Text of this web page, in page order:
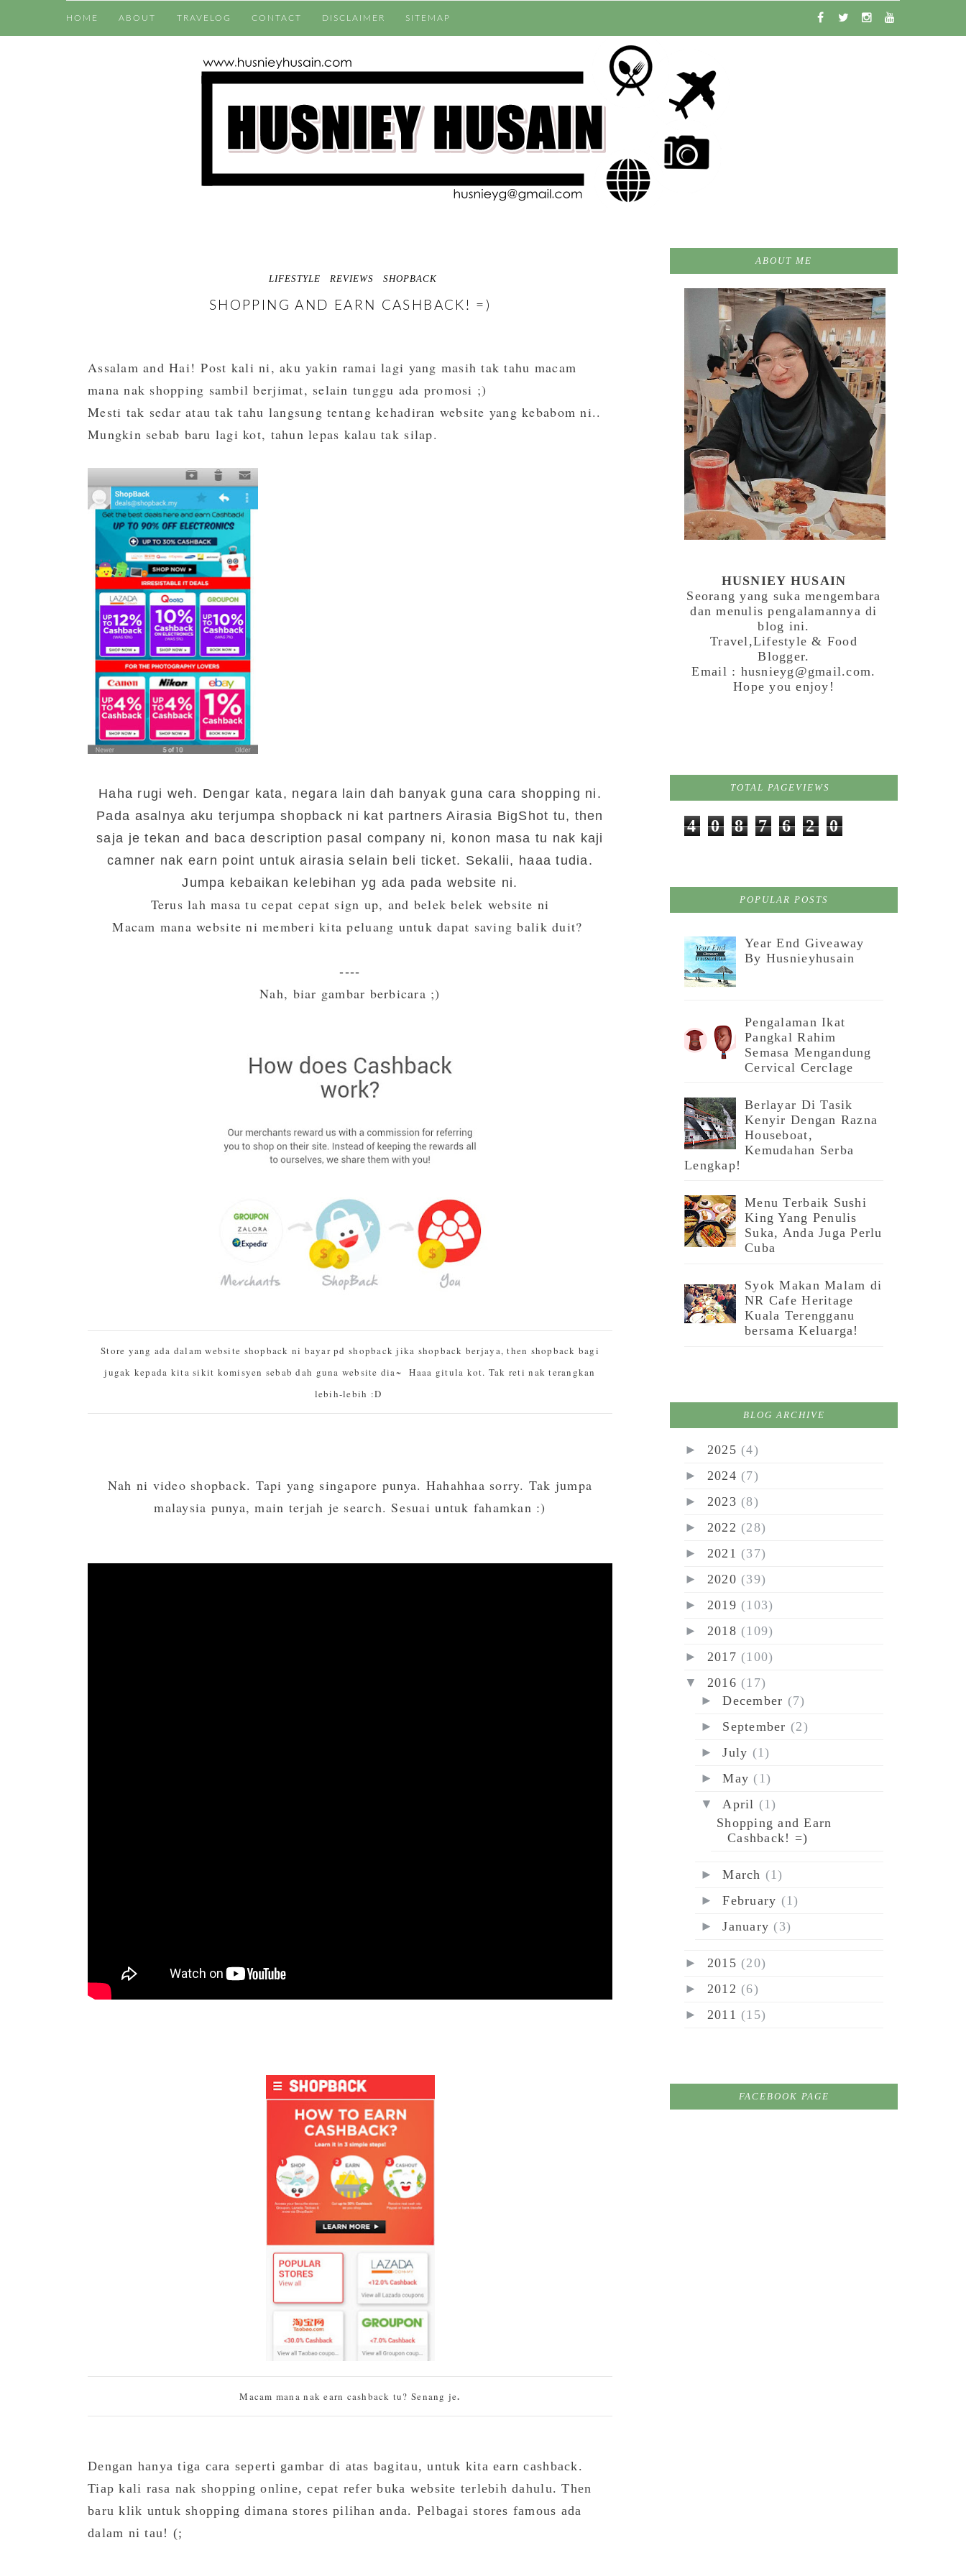
HOME ABOUT TRAVELOG CONTACT DISCLAIMER SITEMAP
LIFESTYLE REVIEWS SHOPBACK
SHOPPING AND EARN CASHBACK! =)
Assalam and Hai!Post kali ni, aku yakin ramai lagi yang masih tak tahu macam
mana nak shopping sambil berjimat, selain tunggu ada promosi ;)
Mesti tak sedar atau tak tahu langsung tentang kehadiran website yang kebabom ni..
Mungkin sebab baru lagi kot, tahun lepas kalau tak silap.
Haha rugi weh. Dengar kata, negara lain dah banyak guna cara shopping ni.
Pada asalnya aku terjumpa shopback ni kat partners Airasia BigShot tu, then
saja je tekan and baca description pasal company ni, konon masa tu nak kaji
camner nak earn point untuk airasia selain beli ticket. Sekalii, haaa tudia.
Jumpa kebaikan kelebihan yg ada pada website ni.
Terus lah masa tu cepat cepat sign up, and belek belek website ni
Macam mana website ni memberi kita peluang untuk dapat saving balik duit?
----
Nah, biar gambar berbicara ;)
Store yang ada dalam website shopback ni bayar pd shopback jika shopback berjaya, then shopback bagi
jugak kepada kita sikit komisyen sebab dah guna website dia~Haaa gitula kot. Tak reti nak terangkan
lebih-lebih :D
Nah ni video shopback. Tapi yang singapore punya. Hahahhaa sorry. Tak jumpa
malaysia punya, main terjah je search. Sesuai untuk fahamkan :)
Macam mana nak earn cashback tu? Senang je.
Dengan hanya tiga cara seperti gambar di atas bagitau, untuk kita earn cashback.
Tiap kali rasa nak shopping online, cepat refer buka website terlebih dahulu. Then
baru klik untuk shopping dimana stores pilihan anda. Pelbagai stores famous ada
dalam ni tau! (;
ABOUT ME
HUSNIEY HUSAIN
Seorang yang suka mengembara
dan menulis pengalamannya di
blog ini.
Travel,Lifestyle & Food
Blogger.
Email : husnieyg@gmail.com.
Hope you enjoy!
TOTAL PAGEVIEWS
4 0 8 7 6 2 0
POPULAR POSTS
Year End Giveaway
By Husnieyhusain
Pengalaman Ikat
Pangkal Rahim
Semasa Mengandung
Cervical Cerclage
Berlayar Di Tasik
Kenyir Dengan Razna
Houseboat,
Kemudahan Serba
Lengkap!
Menu Terbaik Sushi
King Yang Penulis
Suka, Anda Juga Perlu
Cuba
Syok Makan Malam di
NR Cafe Heritage
Kuala Terengganu
bersama Keluarga!
BLOG ARCHIVE
► 2025 (4)
► 2024 (7)
► 2023 (8)
► 2022 (28)
► 2021 (37)
► 2020 (39)
► 2019 (103)
► 2018 (109)
► 2017 (100)
▼ 2016 (17)
►December (7)
► September (2)
►July (1)
►May (1)
▼April (1)
Shopping and Earn
Cashback! =)
►March (1)
►February (1)
►January (3)
► 2015 (20)
► 2012 (6)
► 2011 (15)
FACEBOOK PAGE